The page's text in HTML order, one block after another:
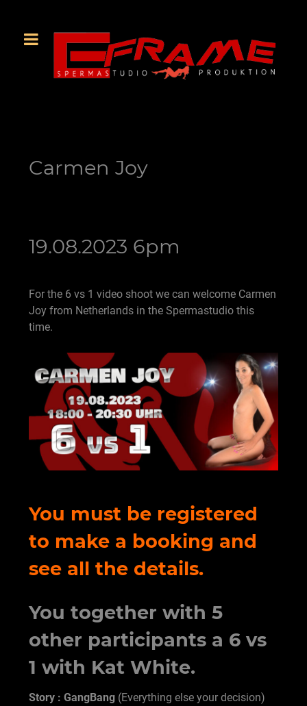
Carmen Joy
19.08.2023 6pm
For the 6 vs 1 video shoot we can welcome Carmen
Joy from Netherlands in the Spermastudio this
time.
You must be registered
to make a booking and
see all the details.
You together with 5
other participants a 6 vs
1 with Kat White.
Story : GangBang (Everything else your decision)